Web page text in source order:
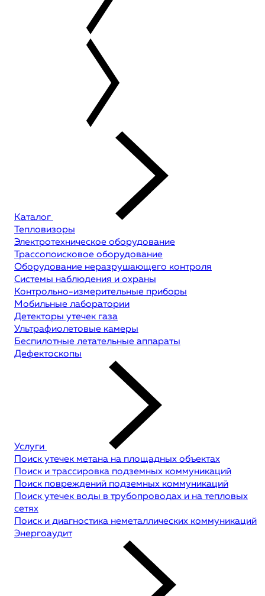
Каталог
Тепловизоры
Электротехническое оборудование
Трассопоисковое оборудование
Оборудование неразрушающего контроля
Системы наблюдения и охраны
Контрольно-измерительные приборы
Мобильные лаборатории
Детекторы утечек газа
Ультрафиолетовые камеры
Беспилотные летательные аппараты
Дефектоскопы
Услуги
Поиск утечек метана на площадных объектах
Поиск и трассировка подземных коммуникаций
Поиск повреждений подземных коммуникаций
Поиск утечек воды в трубопроводах и на тепловых
сетях
Поиск и диагностика неметаллических коммуникаций
Энергоаудит